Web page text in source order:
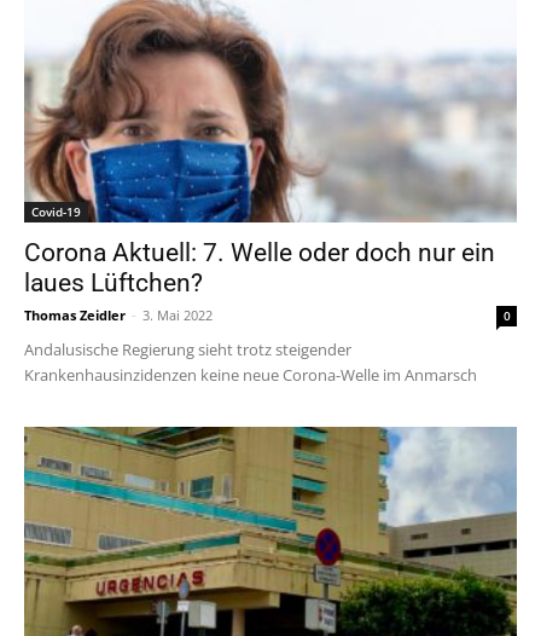
Covid-19
Corona Aktuell: 7. Welle oder doch nur ein
laues Lüftchen?
Thomas Zeidler - 3. Mai 2022 0
Andalusische Regierung sieht trotz steigender
Krankenhausinzidenzen keine neue Corona-Welle im Anmarsch